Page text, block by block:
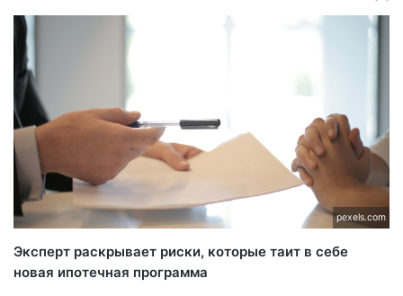
pexels.com
Эксперт раскрывает риски, которые таит в себе
новая ипотечная программа